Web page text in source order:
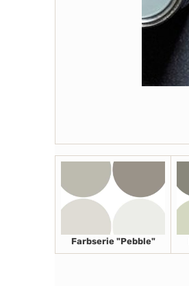
Farbserie "Pebble"